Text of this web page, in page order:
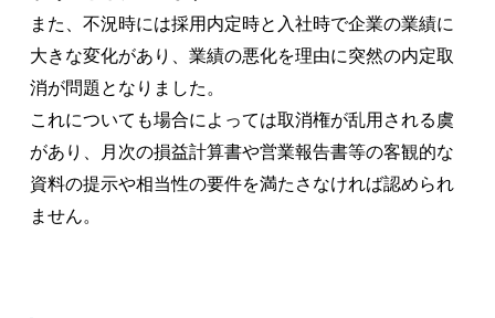
また、不況時には採用内定時と入社時で企業の業績に
大きな変化があり、業績の悪化を理由に突然の内定取
消が問題となりました。
これについても場合によっては取消権が乱用される虞
があり、月次の損益計算書や営業報告書等の客観的な
資料の提示や相当性の要件を満たさなければ認められ
ません。